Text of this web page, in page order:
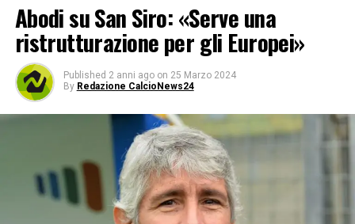
Abodi su San Siro: «Serve una
ristrutturazione per gli Europei»
Published 2 anni ago on 25 Marzo 2024
By Redazione CalcioNews24